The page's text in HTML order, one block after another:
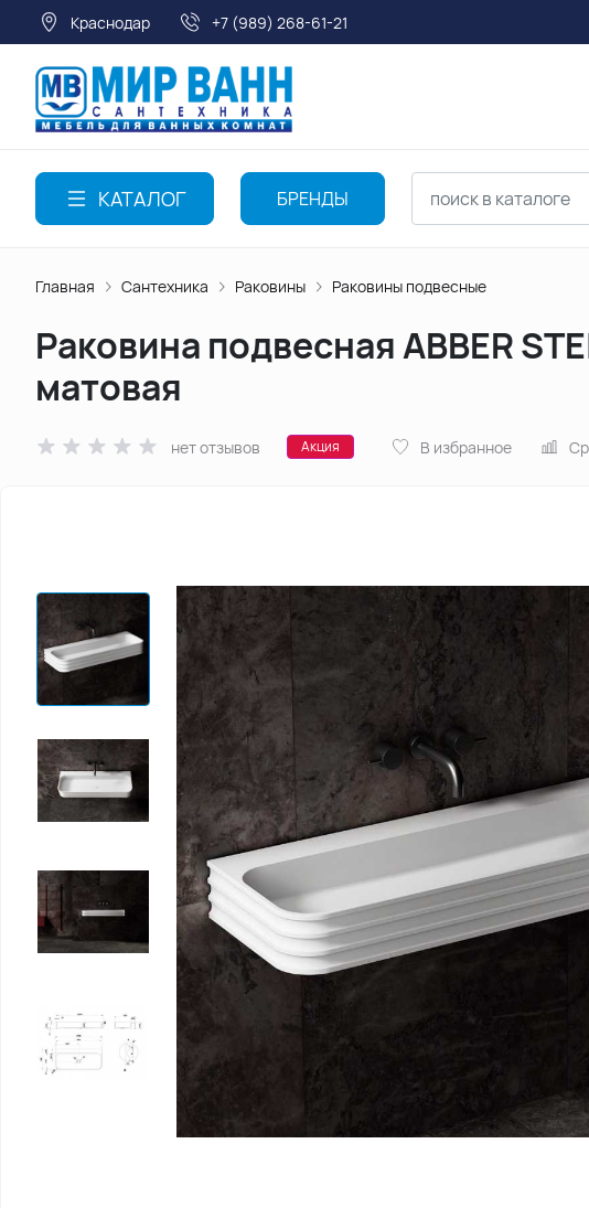
Краснодар +7 (989) 268-61-21
КАТАЛОГ БРЕНДЫ
Главная Сантехника Раковины Раковины подвесные
Раковина подвесная ABBER
матовая
нет отзывов Акция В избранное